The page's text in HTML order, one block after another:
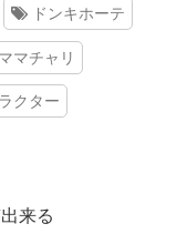
ドンキホーテ
ママチャリ
クター
来る